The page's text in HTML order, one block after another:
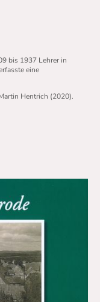
bis 1937 Lehrer in
eine
Hentrich (2020).